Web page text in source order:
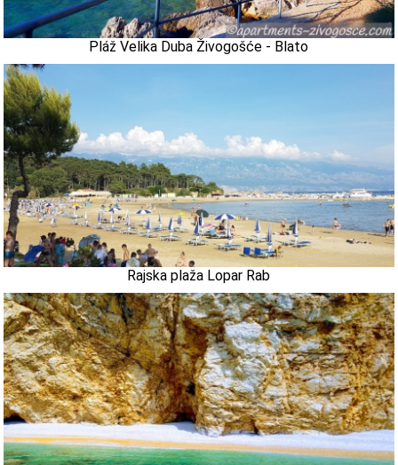
Pláž Velika Duba Živogošće - Blato
Rajska plaža Lopar Rab